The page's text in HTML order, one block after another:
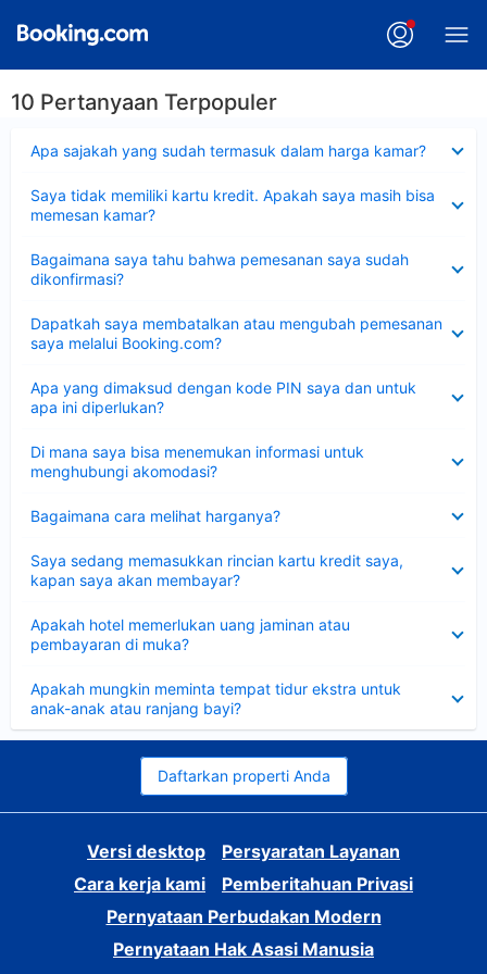
10 Pertanyaan Terpopuler
Apa sajakah yang sudah termasuk dalam harga kamar?
Saya tidak memiliki kartu kredit. Apakah saya masih bisa
memesan kamar?
Bagaimana saya tahu bahwa pemesanan saya sudah
dikonfirmasi?
Dapatkah saya membatalkan atau mengubah pemesanan
saya melalui Booking.com?
Apa yang dimaksud dengan kode PIN saya dan untuk
apa ini diperlukan?
Di mana saya bisa menemukan informasi untuk
menghubungi akomodasi?
Bagaimana cara melihat harganya?
Saya sedang memasukkan rincian kartu kredit saya,
kapan saya akan membayar?
Apakah hotel memerlukan uang jaminan atau
pembayaran di muka?
Apakah mungkin meminta tempat tidur ekstra untuk
anak-anak atau ranjang bayi?
Daftarkan properti Anda
Versi desktop
Persyaratan Layanan
Cara kerja kami
Pemberitahuan Privasi
Pernyataan Perbudakan Modern
Pernyataan Hak Asasi Manusia